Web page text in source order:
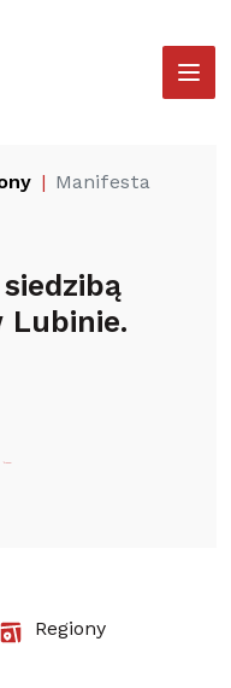
Manifestacja pod
Lubinie.
Regiony